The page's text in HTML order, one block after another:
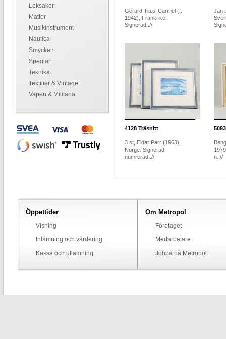
Leksaker
Mattor
Musikinstrument
Nautica
Smycken
Speglar
Teknika
Textilier & Vintage
Vapen & Militaria
Gérard Titus-Carmel (f.
1942), Frankrike.
Signerad..//
Jan
4128 Träsnitt
3 st, Eldar Parr (1963),
Norge. Signerad,
numrerad..//
5093
n..//
Öppettider
Visning
Inlämning och värdering
Kassa och utlämning
Om Metropol
Företaget
Medarbetare
Jobba på Metropol